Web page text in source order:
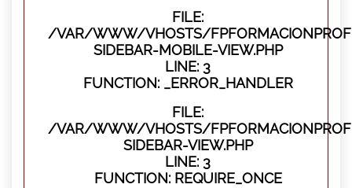
FILE:
/VAR/WWW/VHOSTS/
SIDEBAR-MOBILE-VIEW.PHP
LINE: 3
FUNCTION: _ERROR_HANDLER
FILE:
/VAR/WWW/VHOSTS/
SIDEBAR-VIEW.PHP
LINE: 3
FUNCTION: REQUIRE_ONCE